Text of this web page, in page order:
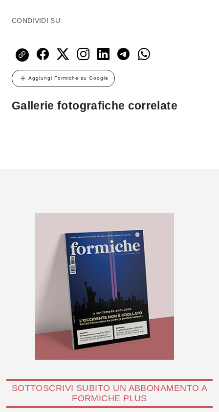
CONDIVIDI SU:
Aggiungi Formiche su Google
Gallerie fotografiche correlate
SOTTOSCRIVI SUBITO UN ABBONAMENTO A
FORMICHE PLUS